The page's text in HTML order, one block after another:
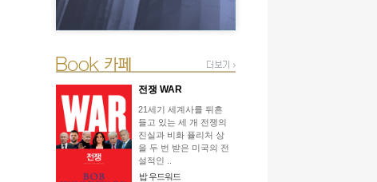
전쟁 WAR
21세기 세계사를 뒤흔
들고 있는 세 개 전쟁의
진실과 비화 퓰리처 상
을 두 번 받은 미국의 전
설적인 ..
밥 우드워드